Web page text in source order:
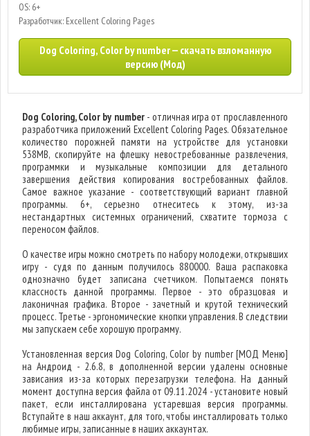
OS: 6+
Разработчик: Excellent Coloring Pages
Dog Coloring, Color by number — скачать взломанную
версию (Мод)
Dog Coloring, Color by number- отличная игра от прославленного
разработчика приложений Excellent Coloring Pages. Обязательное
количество порожней памяти на устройстве для установки
538MB, скопируйте на флешку невостребованные развлечения,
программки и музыкальные композиции для детального
завершения действия копирования востребованных файлов.
Самое важное указание - соответствующий вариант главной
программы. 6+, серьезно отнеситесь к этому, из-за
нестандартных системных ограничений, схватите тормоза с
переносом файлов.
О качестве игры можно смотреть по набору молодежи, открывших
игру - судя по данным получилось 880000. Ваша распаковка
однозначно будет записана счетчиком. Попытаемся понять
классность данной программы. Первое - это образцовая и
лаконичная графика. Второе - зачетный и крутой технический
процесс. Третье - эргономические кнопки управления. В следствии
мы запускаем себе хорошую программу.
Установленная версия Dog Coloring, Color by number [МОД Меню]
на Андроид - 2.6.8, в дополненной версии удалены основные
зависания из-за которых перезагрузки телефона. На данный
момент доступна версия файла от 09.11.2024 - установите новый
пакет, если инсталлирована устаревшая версия программы.
Вступайте в наш аккаунт, для того, чтобы инсталлировать только
любимые игры, записанные в наших аккаунтах.